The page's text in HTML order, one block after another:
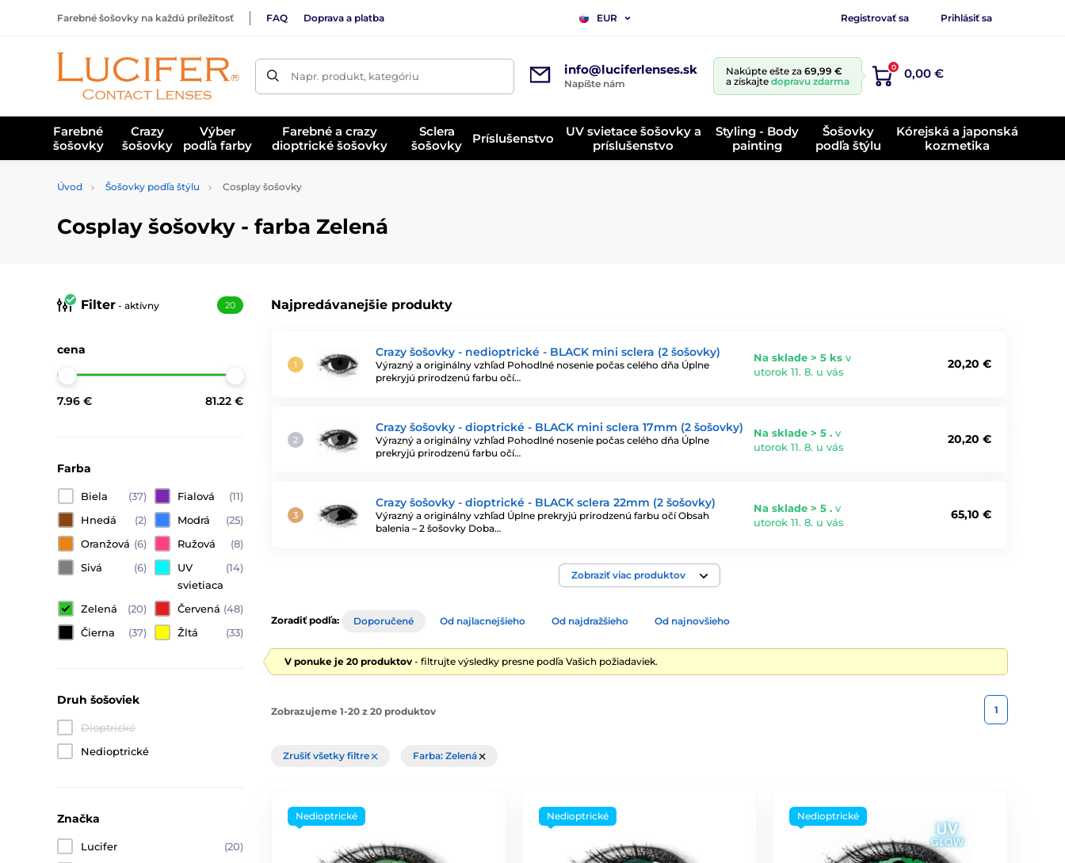
Farebné šošovky na každú príležitosť FAQ Doprava a platba EUR Registrovať sa Prihlásiť sa
Napr. produkt, kategóriu info@luciferlenses.sk
Napíšte nám
Nakúpte ešte za 69,99 €
a získajte dopravu zdarma
0 0,00 €
Farebné
šošovky
Crazy
šošovky
Výber
podľa farby
Farebné a crazy
dioptrické šošovky
Sclera
šošovky
Príslušenstvo
UV svietace šošovky a
príslušenstvo
Styling - Body
painting
Šošovky
podľa štýlu
Kórejská a japonská
kozmetika
Úvod Šošovky podľa štýlu Cosplay šošovky
Cosplay šošovky - farba Zelená
Najpredávanejšie produkty
Crazy šošovky - nedioptrické - BLACK mini sclera (2 šošovky)
Výrazný a originálny vzhľad Pohodlné nosenie počas celého dňa Úplne
prekryjú prirodzenú farbu očí…
Na sklade > 5 ks v
utorok 11. 8. u vás
20,20 €
Crazy šošovky - dioptrické - BLACK mini sclera 17mm (2 šošovky)
Výrazný a originálny vzhľad Pohodlné nosenie počas celého dňa Úplne
prekryjú prirodzenú farbu očí…
Na sklade > 5 . v
utorok 11. 8. u vás
20,20 €
Crazy šošovky - dioptrické - BLACK sclera 22mm (2 šošovky)
Výrazný a originálny vzhľad Úplne prekryjú prirodzenú farbu očí Obsah
balenia – 2 šošovky Doba…
Na sklade > 5 . v
utorok 11. 8. u vás
65,10 €
Zobraziť viac produktov
Filter - aktívny 20
cena
7.96 € 81.22 €
Farba
Biela (37) Fialová
(11)
Hnedá
(2) Modrá
(25)
Oranžová (6) Ružová
(8)
Sivá
(6)
UV
svietiaca
(14)
Zelená (20) Červená (48)
Čierna
(37) Žltá (33)
Druh šošoviek
Dioptrické
Nedioptrické
Značka
Lucifer
(20)
Zoradiť podľa: Doporučené Od najlacnejšieho Od najdražšieho Od najnovšieho
V ponuke je 20 produktov - filtrujte výsledky presne podľa Vašich požiadaviek.
Zobrazujeme 1-20 z 20 produktov 1
Zrušiť všetky filtre Farba: Zelená
Nedioptrické Nedioptrické Nedioptrické